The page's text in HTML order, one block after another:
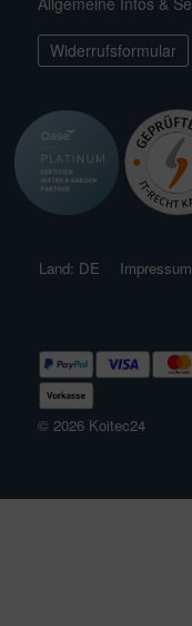
Widerrufsformular
© 2026 Koitec24
Land: DE Impressum
für Teichfilter
Ersatzteile